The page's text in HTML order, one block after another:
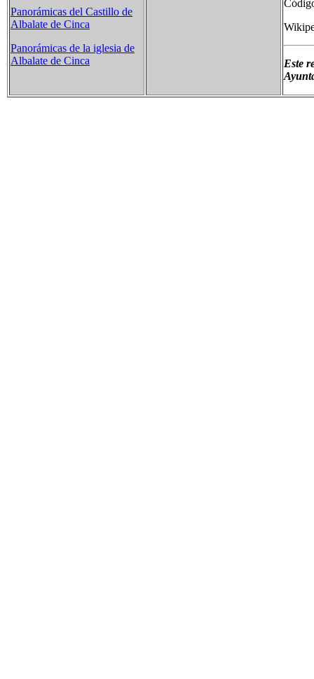
Panorámicas del Castillo de
Albalate de Cinca
Panorámicas de la iglesia de
Albalate de Cinca
Este